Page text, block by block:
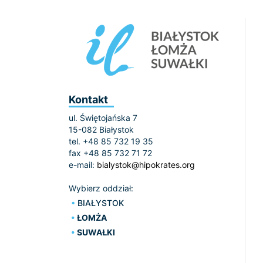
Kontakt
ul. Świętojańska 7
15-082 Białystok
tel. +48 85 732 19 35
fax +48 85 732 71 72
e-mail: bialystok@hipokrates.org
Wybierz oddział:
BIAŁYSTOK
ŁOMŻA
SUWAŁKI